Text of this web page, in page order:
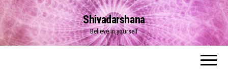
Zum
Inhalt
springen
Shivadarshana
Believe in yourself